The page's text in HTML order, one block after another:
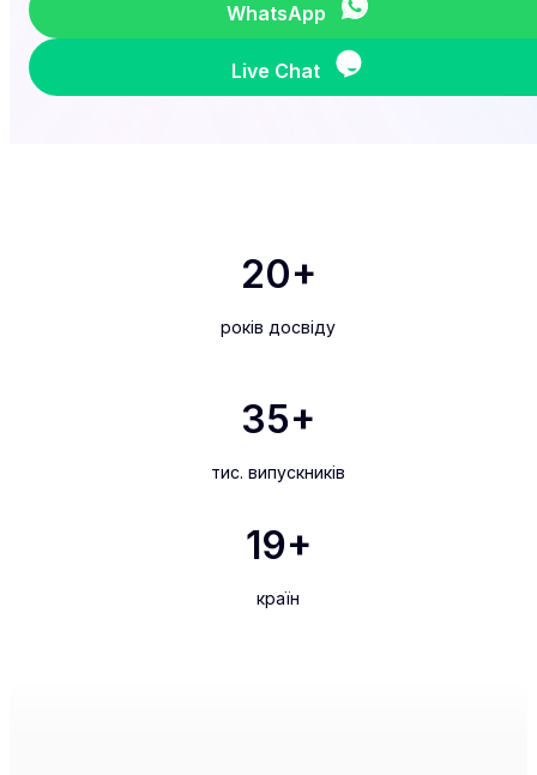
WhatsApp
Live Chat
20+
років досвіду
35+
тис. випускників
19+
країн